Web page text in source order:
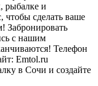
рыбалке и
сделать ваше
Забронировать
с нашим
Телефон
Emtol.ru
в Сочи и создайте